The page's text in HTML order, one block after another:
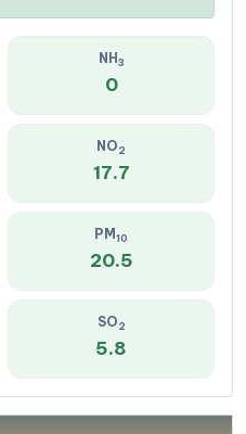
NH 3
0
NO2
17.7
PM 10
20.5
SO2
5.8